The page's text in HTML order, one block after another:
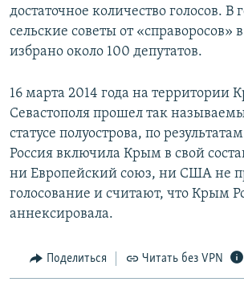
достаточное количество голосов. В
сельские советы от
избрано около 100 депутатов.
16 марта 2014 года на территории
Севастополя прошел так
статусе полуострова, по
Россия включила Крым в свой
ни Европейский союз, ни США не
голосование и считают, что Крым
аннексировала.
Поделиться Читать без VPN